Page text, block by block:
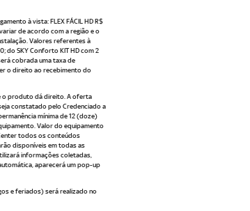
à vista: FLEX FÁCIL HD R$
variar de acordo com a região e o
Valores referentes à
do SKY Conforto KIT HD com 2
cobrada uma taxa de
o direito ao recebimento do
o produto dá direito. A oferta
constatado pelo Credenciado a
mínima de 12 (doze)
Valor do equipamento
todos os conteúdos
disponíveis em todas as
informações coletadas,
aparecerá um pop-up
e feriados) será realizado no